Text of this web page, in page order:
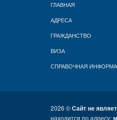
ГЛАВНАЯ
АДРЕСА
ГРАЖДАНСТВО
ВИЗА
СПРАВОЧНАЯ
2026 ©Сайт не
находится по адресу: